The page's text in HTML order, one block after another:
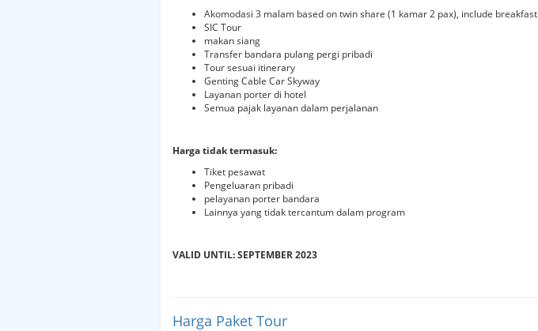
Akomodasi 3 malam based on twin share (1 kamar 2 pax), include breakfast
SIC Tour
makan siang
Transfer bandara pulang pergi pribadi
Tour sesuai itinerary
Genting Cable Car Skyway
Layanan porter di hotel
Semua pajak layanan dalam perjalanan
Harga tidak termasuk:
Tiket pesawat
Pengeluaran pribadi
pelayanan porter bandara
Lainnya yang tidak tercantum dalam program
VALID UNTIL: SEPTEMBER 2023
Harga Paket Tour